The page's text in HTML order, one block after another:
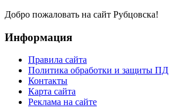
Добро пожаловать на сайт Рубцовска!
Информация
Правила сайта
Политика обработки и защиты ПД
Контакты
Карта сайта
Реклама на сайте